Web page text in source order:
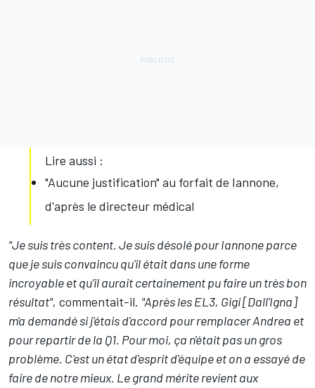
Lire aussi :
"Aucune justification" au forfait de Iannone,
d'après le directeur médical
"Je suis très content. Je suis désolé pour Iannone parce
que je suis convaincu qu'il était dans une forme
incroyable et qu'il aurait certainement pu faire un très bon
résultat", commentait-il. "Après les EL3, Gigi [Dall'Igna]
m'a demandé si j'étais d'accord pour remplacer Andrea et
pour repartir de la Q1. Pour moi, ça n'était pas un gros
problème. C'est un état d'esprit d'équipe et on a essayé de
faire de notre mieux. Le grand mérite revient aux